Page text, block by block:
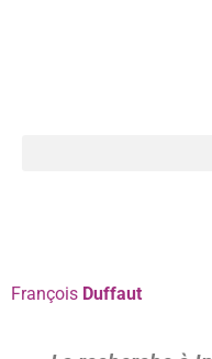
François Duffaut